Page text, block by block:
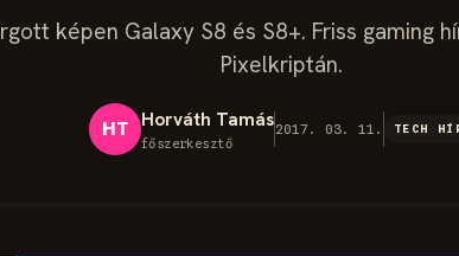
képen Galaxy S8 és S8+. Friss gaming
Pixelkriptán.
HT Horváth Tamás
főszerkesztő
2017. 03. 11. TECH